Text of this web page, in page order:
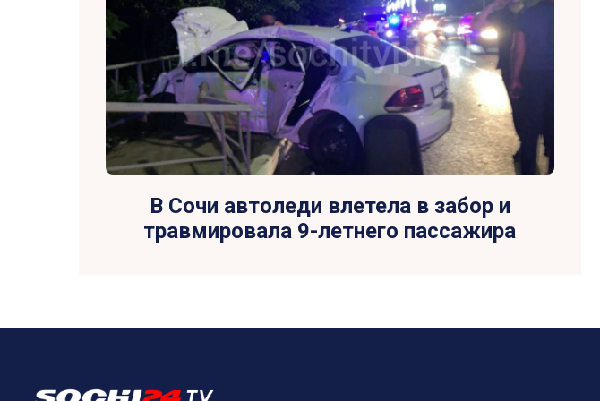
В Сочи автоледи влетела в забор и
травмировала 9-летнего пассажира